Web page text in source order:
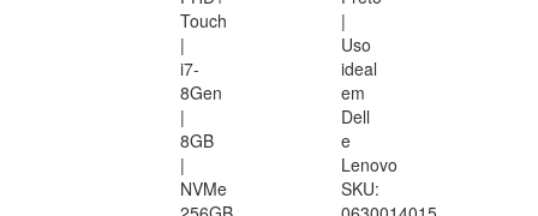
Touch
|
i7-
8Gen
|
8GB
|
NVMe
|
Uso
ideal
em
Dell
e
Lenovo
SKU: